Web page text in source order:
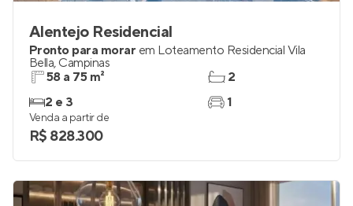
Alentejo Residencial
Pronto para morar em Loteamento Residencial Vila
Bella, Campinas
58 a 75 m²
2 e 3
2
1
Venda a partir de
R$ 828.300